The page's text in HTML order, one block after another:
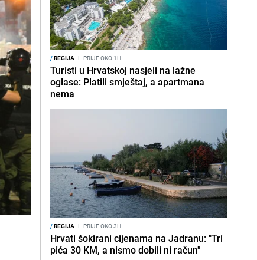
/REGIJA I PRIJE OKO 1H
Turisti u Hrvatskoj nasjeli na lažne
oglase: Platili smještaj, a apartmana
nema
/REGIJA I PRIJE OKO 3H
Hrvati šokirani cijenama na Jadranu: "Tri
pića 30 KM, a nismo dobili ni račun"